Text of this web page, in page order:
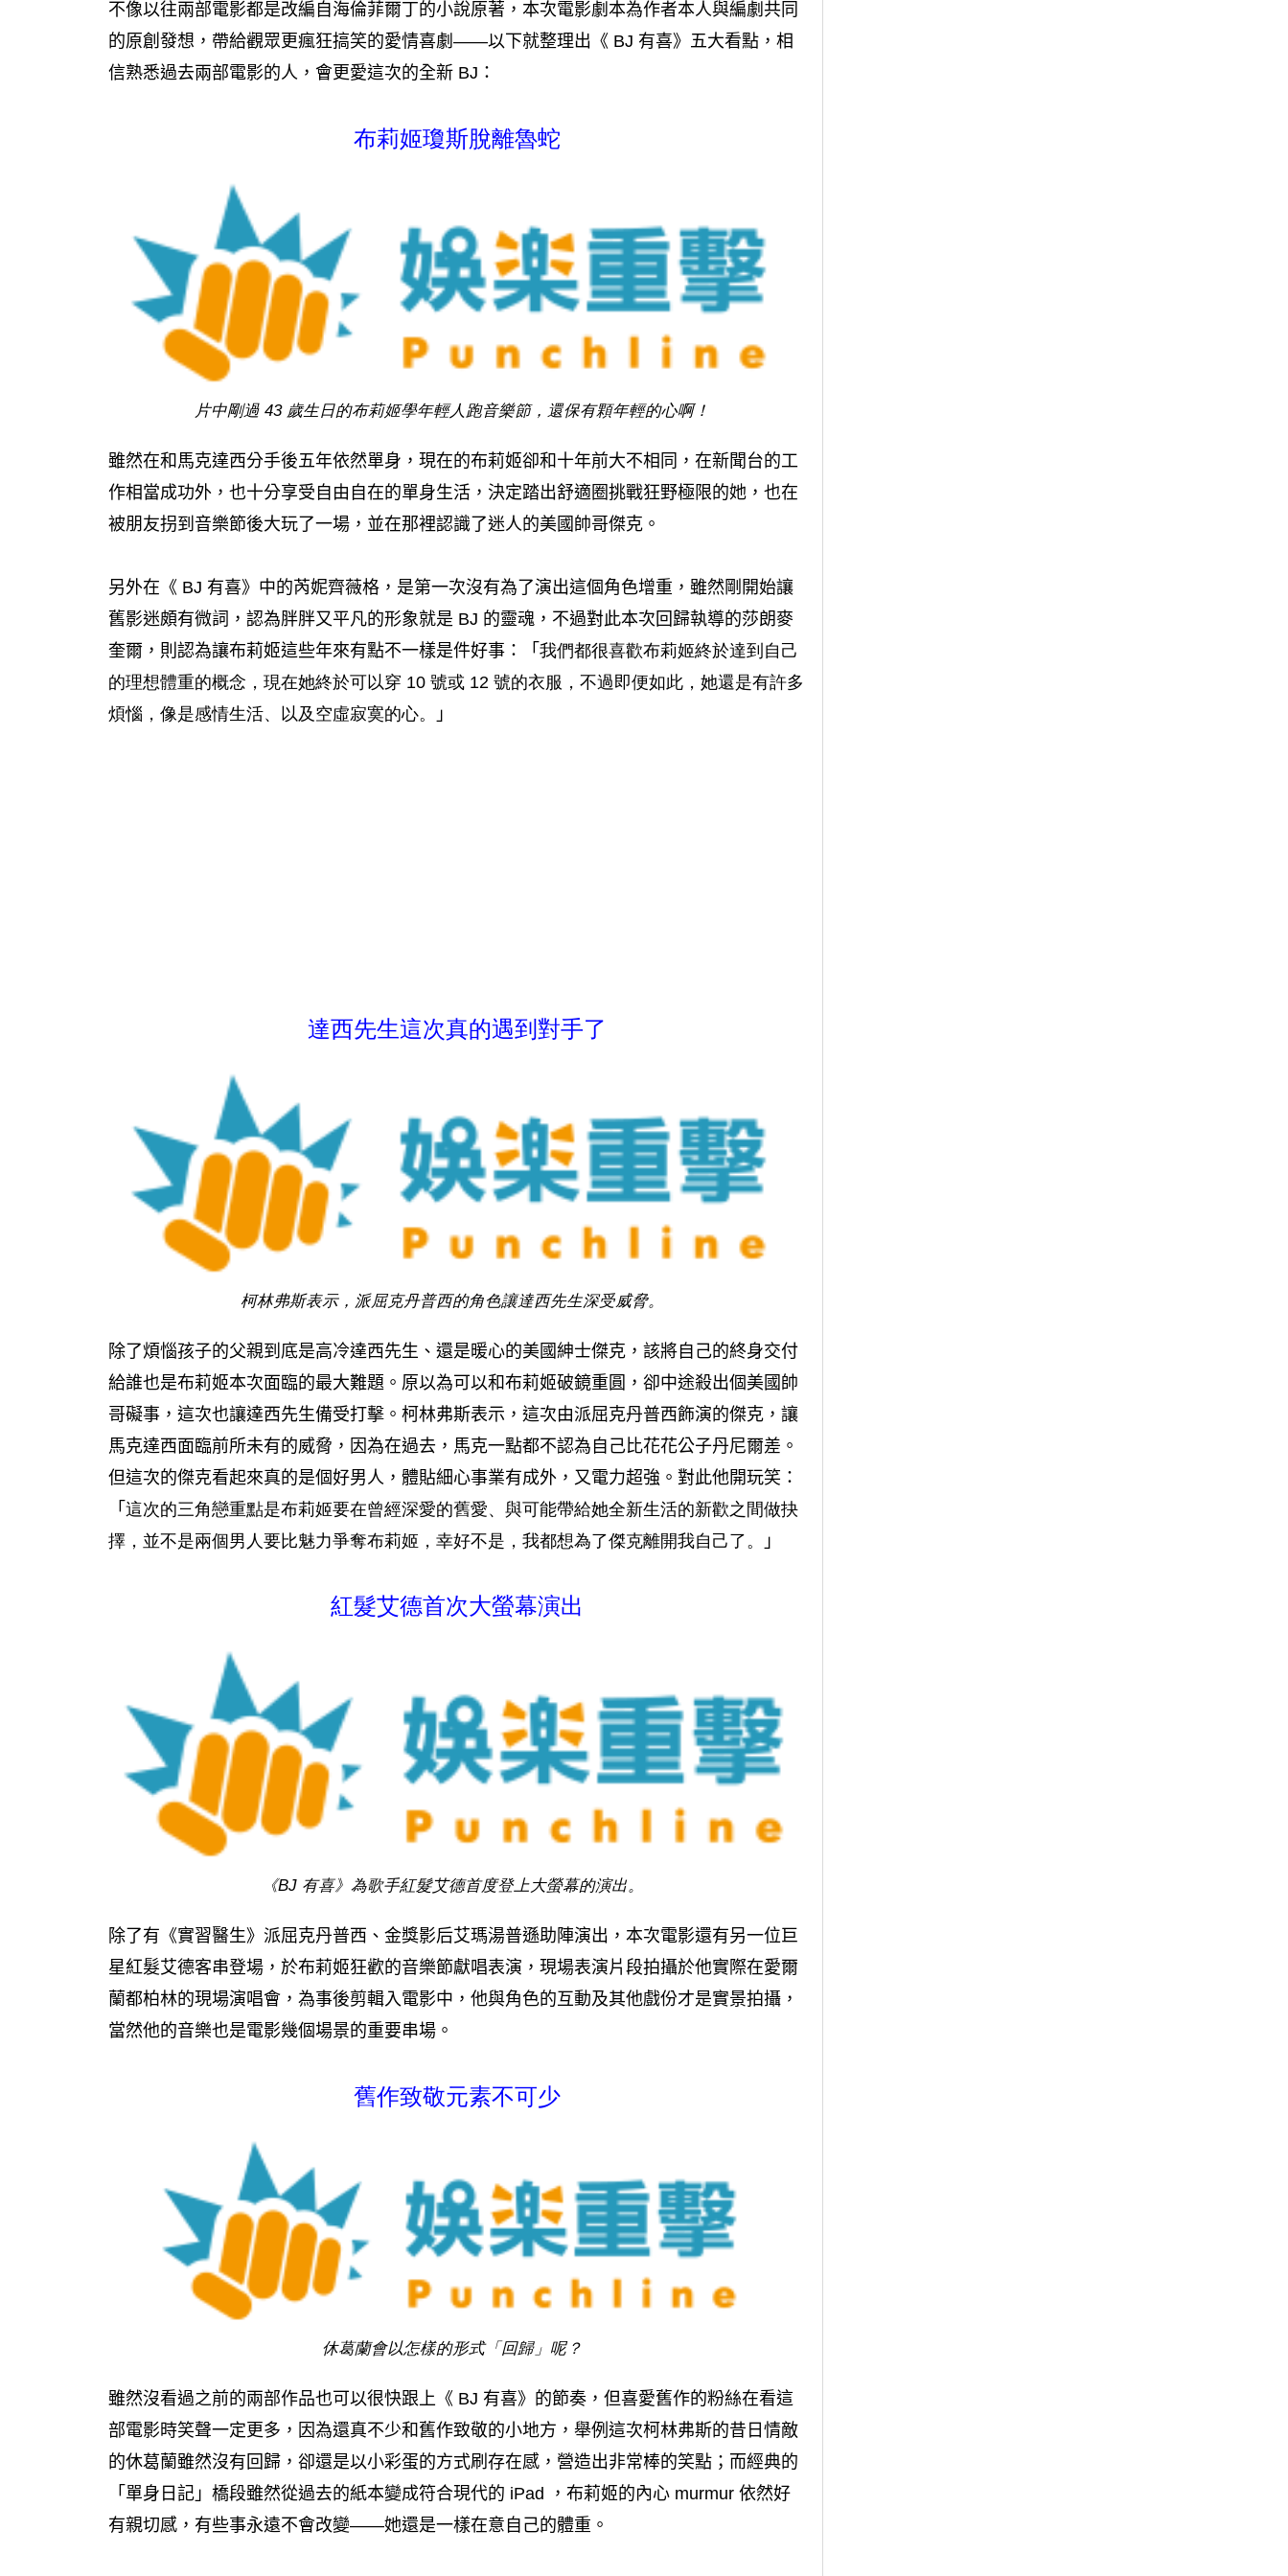
不像以往兩部電影都是改編自海倫菲爾丁的小說原著，本次電影劇本為作者本人與編劇共同
的原創發想，帶給觀眾更瘋狂搞笑的愛情喜劇——以下就整理出《 BJ 有喜》五大看點，相
信熟悉過去兩部電影的人，會更愛這次的全新 BJ：
布莉姬瓊斯脫離魯蛇
片中剛過 43 歲生日的布莉姬學年輕人跑音樂節，還保有顆年輕的心啊！
雖然在和馬克達西分手後五年依然單身，現在的布莉姬卻和十年前大不相同，在新聞台的工
作相當成功外，也十分享受自由自在的單身生活，決定踏出舒適圈挑戰狂野極限的她，也在
被朋友拐到音樂節後大玩了一場，並在那裡認識了迷人的美國帥哥傑克。
另外在《 BJ 有喜》中的芮妮齊薇格，是第一次沒有為了演出這個角色增重，雖然剛開始讓
舊影迷頗有微詞，認為胖胖又平凡的形象就是 BJ 的靈魂，不過對此本次回歸執導的莎朗麥
奎爾，則認為讓布莉姬這些年來有點不一樣是件好事：「 我們都很喜歡布莉姬終於達到自己
的理想體重的概念，現在她終於可以穿 10 號或 12 號的衣服，不過即便如此，她還是有許多
煩惱，像是感情生活、以及空虛寂寞的心。
」
達西先生這次真的遇到對手了
柯林弗斯表示，派屈克丹普西的角色讓達西先生深受威脅。
除了煩惱孩子的父親到底是高冷達西先生、還是暖心的美國紳士傑克，該將自己的終身交付
給誰也是布莉姬本次面臨的最大難題。原以為可以和布莉姬破鏡重圓，卻中途殺出個美國帥
哥礙事，這次也讓達西先生備受打擊。柯林弗斯表示，這次由派屈克丹普西飾演的傑克，讓
馬克達西面臨前所未有的威脅，因為在過去，馬克一點都不認為自己比花花公子丹尼爾差。
但這次的傑克看起來真的是個好男人，體貼細心事業有成外，又電力超強。對此他開玩笑：
「 這次的三角戀重點是布莉姬要在曾經深愛的舊愛、與可能帶給她全新生活的新歡之間做抉
擇，並不是兩個男人要比魅力爭奪布莉姬，幸好不是，我都想為了傑克離開我自己了。
」
紅髮艾德首次大螢幕演出
《BJ 有喜》為歌手紅髮艾德首度登上大螢幕的演出。
除了有《實習醫生》派屈克丹普西、金獎影后艾瑪湯普遜助陣演出，本次電影還有另一位巨
星紅髮艾德客串登場，於布莉姬狂歡的音樂節獻唱表演，現場表演片段拍攝於他實際在愛爾
蘭都柏林的現場演唱會，為事後剪輯入電影中，他與角色的互動及其他戲份才是實景拍攝，
當然他的音樂也是電影幾個場景的重要串場。
舊作致敬元素不可少
休葛蘭會以怎樣的形式「回歸」呢？
雖然沒看過之前的兩部作品也可以很快跟上《 BJ 有喜》的節奏，但喜愛舊作的粉絲在看這
部電影時笑聲一定更多，因為還真不少和舊作致敬的小地方，舉例這次柯林弗斯的昔日情敵
的休葛蘭雖然沒有回歸，卻還是以小彩蛋的方式刷存在感，營造出非常棒的笑點；而經典的
「單身日記」橋段雖然從過去的紙本變成符合現代的 iPad ，布莉姬的內心 murmur 依然好
有親切感，有些事永遠不會改變——她還是一樣在意自己的體重。